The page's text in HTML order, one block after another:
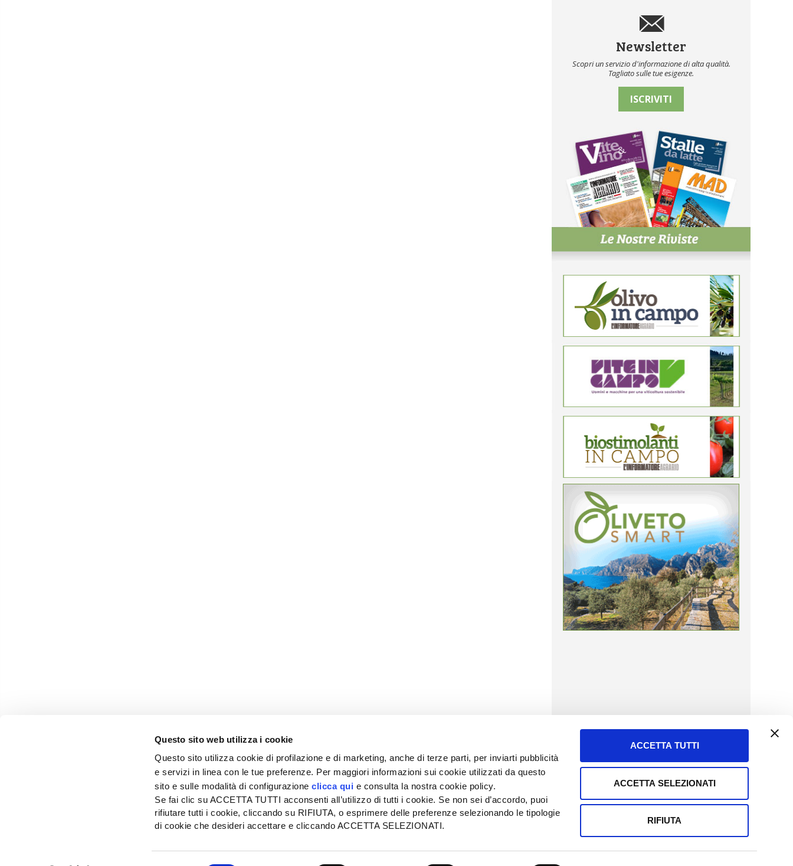
Questo sito web utilizza i cookie
Questo sito utilizza cookie di profilazione e di marketing, anche di terze parti, per inviarti pubblicità
e servizi in linea con le tue preferenze. Per maggiori informazioni sui cookie utilizzati da questo
sito e sulle modalità di configurazioneclicca qui e consulta la nostra cookie policy.
Se fai clic su ACCETTA TUTTI acconsenti all’utilizzo di tutti i cookie. Se non sei d’accordo, puoi
rifiutare tutti i cookie, cliccando su RIFIUTA, o esprimere delle preferenze selezionando le tipologie
di cookie che desideri accettare e cliccando ACCETTA SELEZIONATI.
ACCETTA TUTTI
ACCETTA SELEZIONATI
RIFIUTA
Newsletter
Scopri un servizio d'informazione di alta qualità.
Tagliato sulle tue esigenze.
ISCRIVITI
EDIZIONI L'INFORMATORE AGRARIO Srl
SEDE
Tel + 39.045.8057511
info@informatoreagrario.it
PUBBLICITÀ
Tel + 39.045.8057523
pubblicita@informatoreagrario.it
Tel + 39.045.8009480
clienti@informatoreagrario.it